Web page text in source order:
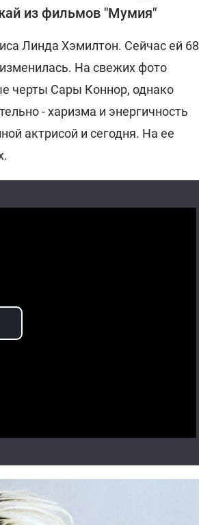
из фильмов "Мумия"
Линда Хэмилтон. Сейчас ей 68
На свежих фото
черты Сары Коннор, однако
- харизма и энергичность
актрисой и сегодня. На ее